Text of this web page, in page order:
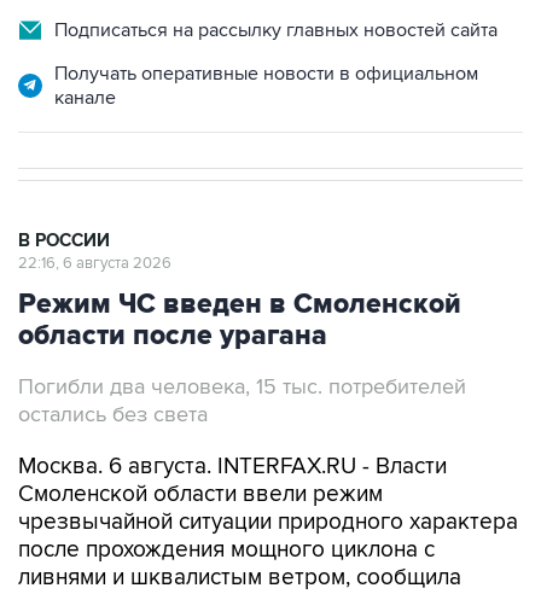
Подписаться на рассылку главных новостей сайта
Получать оперативные новости в официальном
канале
В РОССИИ
22:16, 6 августа 2026
Режим ЧС введен в Смоленской
области после урагана
Погибли два человека, 15 тыс. потребителей
остались без света
Москва. 6 августа. INTERFAX.RU - Власти
Смоленской области ввели режим
чрезвычайной ситуации природного характера
после прохождения мощного циклона с
ливнями и шквалистым ветром, сообщила